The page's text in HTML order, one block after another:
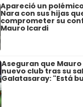
Apareció un
Nara con sus hijas
comprometer su
Mauro Icardi
Aseguran que
nuevo club tras su
Galatasaray: "Está